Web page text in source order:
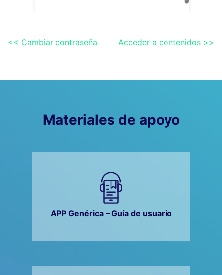
<< Cambiar contraseña Acceder a contenidos >>
Materiales de apoyo
APP Genérica – Guía de usuario